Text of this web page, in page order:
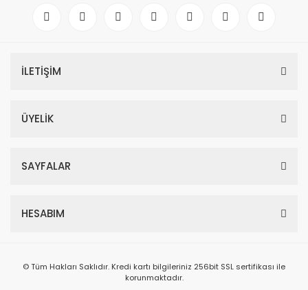
İLETİŞİM
ÜYELİK
SAYFALAR
HESABIM
© Tüm Hakları Saklıdır. Kredi kartı bilgileriniz 256bit SSL sertifikası ile
korunmaktadır.